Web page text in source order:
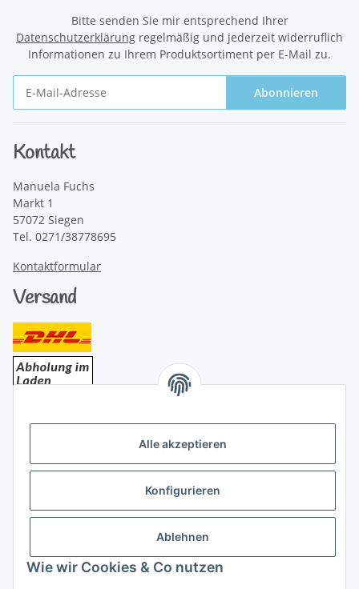
Alle akzeptieren
Konfigurieren
Ablehnen
Wie wir Cookies & Co nutzen
Bitte senden Sie mir entsprechend Ihrer
Datenschutzerklärung regelmäßig und jederzeit widerruflich
Informationen zu Ihrem Produktsortiment per E-Mail zu.
Abonnieren
Kontakt
Manuela Fuchs
Markt 1
57072 Siegen
Tel. 0271/38778695
Kontaktformular
Versand
Rechtliches